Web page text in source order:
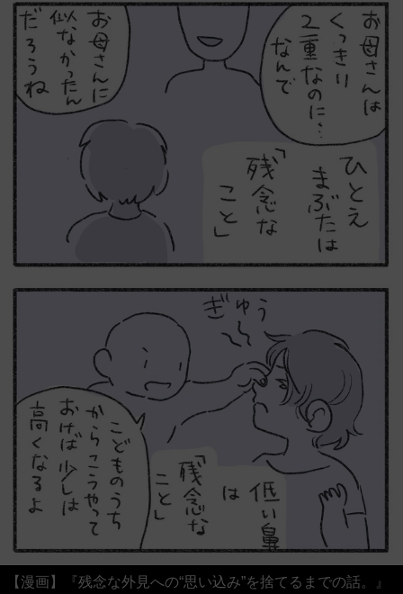
【漫画】『残念な外見への“思い込み”を捨てるまでの話。』